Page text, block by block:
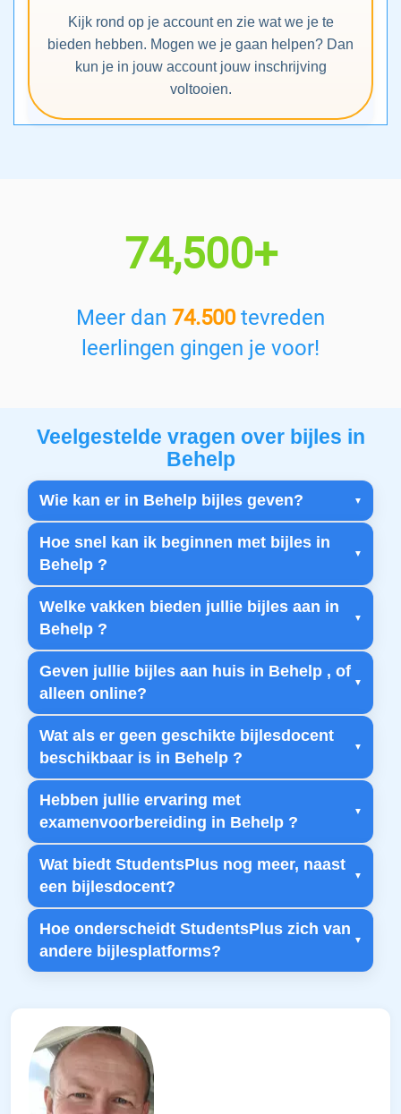
Kijk rond op je account en zie wat we je te
bieden hebben. Mogen we je gaan helpen? Dan
kun je in jouw account jouw inschrijving
voltooien.
74,500+
Meer dan 74.500tevreden
leerlingen gingen je voor!
Veelgestelde vragen over bijles in
Behelp
Wie kan er in Behelp bijles geven?
Hoe snel kan ik beginnen met bijles in
Behelp ?
Welke vakken bieden jullie bijles aan in
Behelp ?
Geven jullie bijles aan huis in Behelp , of
alleen online?
Wat als er geen geschikte bijlesdocent
beschikbaar is in Behelp ?
Hebben jullie ervaring met
examenvoorbereiding in Behelp ?
Wat biedt StudentsPlus nog meer, naast
een bijlesdocent?
Hoe onderscheidt StudentsPlus zich van
andere bijlesplatforms?